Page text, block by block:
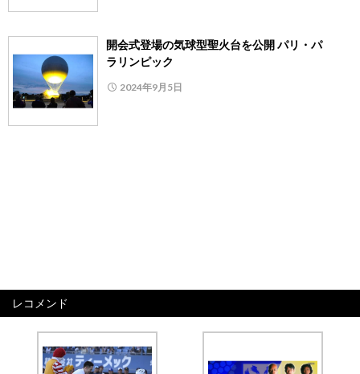
開会式登場の気球型聖火台を公開 パリ・パ
ラリンピック
2024年9月5日
レコメンド